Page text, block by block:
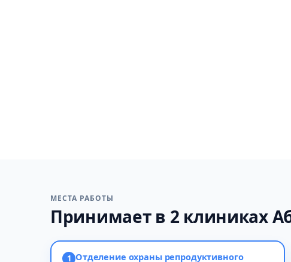
МЕСТА РАБОТЫ
Принимает в 2 клиниках
1 Отделение охраны репродуктивного